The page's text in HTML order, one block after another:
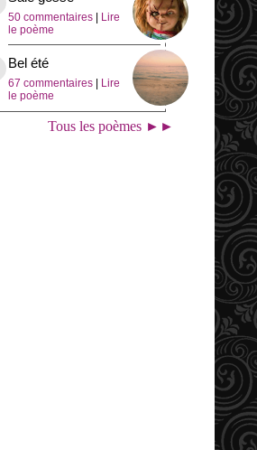
50 commentaires
Lire
le poème
Bel été
67 commentaires
Lire
le poème
Tous les poèmes ►►